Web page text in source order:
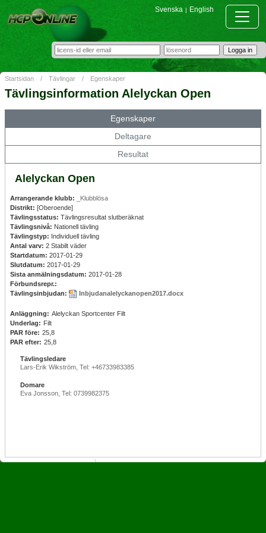
Svenska | English
Startsidan / Tävlingar / Egenskaper
Tävlingsinformation Alelyckan Open
Egenskaper
Deltagare
Resultat
Alelyckan Open
Arrangerande klubb:
_Klubblösa
Distrikt: [Oberoende]
Tävlingsstatus: Tävlingsresultat slutberäknat
Tävlingsnivå: Nationell tävling
Tävlingstyp: Individuell tävling
Antal varv: 2 Stabilt väder
Startdatum: 2017-01-29
Slutdatum: 2017-01-29
Sista anmälningsdatum: 2017-01-28
Förbundsrepr.:
Tävlingsinbjudan:
Inbjudanalelyckanopen2017.docx
Anläggning: Alelyckan Sportcenter Filt
Underlag: Filt
PAR före: 25,8
PAR efter: 25,8
Tävlingsledare
Lars-Erik Wikström, Tel: +46733983385
Domare
Eva Jonsson, Tel: 0739982375